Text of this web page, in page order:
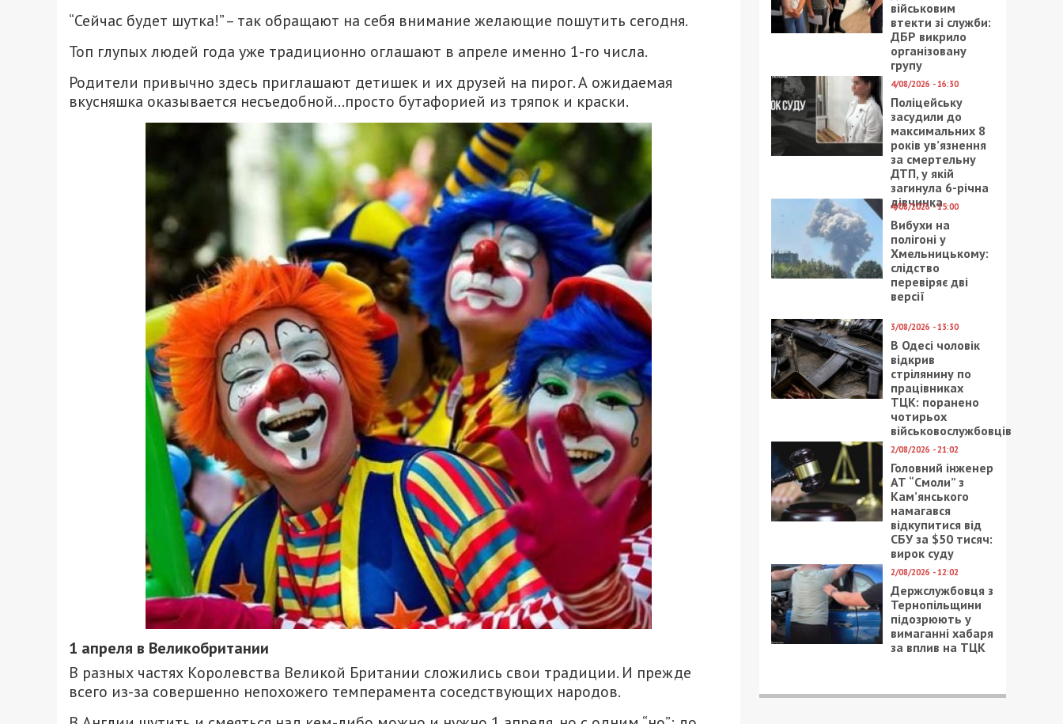
“Сейчас будет шутка!” – так обращают на себя внимание желающие пошутить сегодня.
Топ глупых людей года уже традиционно оглашают в апреле именно 1-го числа.
Родители привычно здесь приглашают детишек и их друзей на пирог. А ожидаемая
вкусняшка оказывается несъедобной…просто бутафорией из тряпок и краски.
1 апреля в Великобритании
В разных частях Королевства Великой Британии сложились свои традиции. И прежде
всего из-за совершенно непохожего темперамента соседствующих народов.
військовим
втекти зі служби:
ДБР викрило
організовану
групу
4/08/2026 - 16:30
Поліцейську
засудили до
максимальних 8
років ув’язнення
за смертельну
ДТП, у якій
загинула 6-річна
дівчинка
4/08/2026 - 15:00
Вибухи на
полігоні у
Хмельницькому:
слідство
перевіряє дві
версії
3/08/2026 - 13:30
В Одесі чоловік
відкрив
стрілянину по
працівниках
ТЦК: поранено
чотирьох
військовослужбовців
2/08/2026 - 21:02
Головний інженер
АТ “Смоли” з
Кам’янського
намагався
відкупитися від
СБУ за $50 тисяч:
вирок суду
2/08/2026 - 12:02
Держслужбовця з
Тернопільщини
підозрюють у
вимаганні хабаря
за вплив на ТЦК